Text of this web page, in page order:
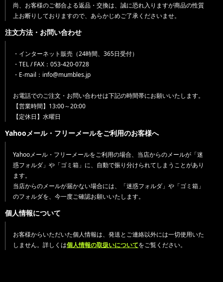
尚、お客様のご都合よる返品・交換は、誠に恐れ入りますが商品の性質
上お断りしておりますので、あらかじめご了承くださいませ。
注文方法・お問い合わせ
・インターネット販売（24時間、365日受付）
・TEL / FAX：053-420-0728
・E-mail：info@mumbles.jp
お電話でのご注文・お問い合わせは下記の時間帯にお願いいたします。
【営業時間】13:00～20:00
【定休日】水曜日
Yahooメール・フリーメールをご利用のお客様へ
Yahooメール・フリーメールをご利用の場合、当店からのメールが「迷
惑フォルダ」や「ゴミ箱」に、自動で振り分けられてしまうことがあり
ます。
当店からのメールが届かない場合には、「迷惑フォルダ」や「ゴミ箱」
のフォルダを、今一度ご確認お願いいたします。
個人情報について
お客様からいただいた個人情報は、発送とご連絡以外には一切使用いた
しません。詳しくは個人情報の取扱いについてをご覧ください。